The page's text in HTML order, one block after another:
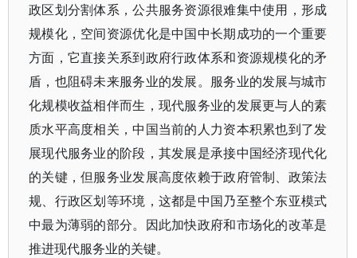
政区划分割体系，公共服务资源很难集中使用，形成
规模化，空间资源优化是中国中长期成功的一个重要
方面，它直接关系到政府行政体系和资源规模化的矛
盾，也阻碍未来服务业的发展。服务业的发展与城市
化规模收益相伴而生，现代服务业的发展更与人的素
质水平高度相关，中国当前的人力资本积累也到了发
展现代服务业的阶段，其发展是承接中国经济现代化
的关键，但服务业发展高度依赖于政府管制、政策法
规、行政区划等环境，这都是中国乃至整个东亚模式
中最为薄弱的部分。因此加快政府和市场化的改革是
推进现代服务业的关键。